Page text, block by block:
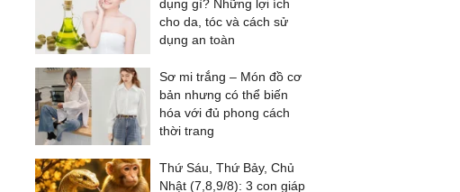
dụng gì? Những lợi ích
cho da, tóc và cách sử
dụng an toàn
Sơ mi trắng – Món đồ cơ
bản nhưng có thể biến
hóa với đủ phong cách
thời trang
Thứ Sáu, Thứ Bảy, Chủ
Nhật (7,8,9/8): 3 con giáp